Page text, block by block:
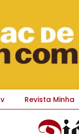
Revista Minha